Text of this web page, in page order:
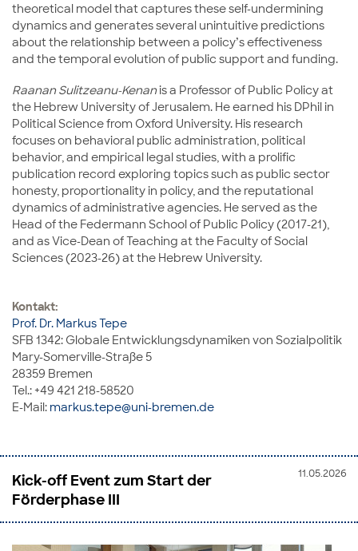
theoretical model that captures these self-undermining
dynamics and generates several unintuitive predictions
about the relationship between a policy’s effectiveness
and the temporal evolution of public support and funding.
Raanan Sulitzeanu-Kenanis a Professor of Public Policy at
the Hebrew University of Jerusalem. He earned his DPhil in
Political Science from Oxford University. His research
focuses on behavioral public administration, political
behavior, and empirical legal studies, with a prolific
publication record exploring topics such as public sector
honesty, proportionality in policy, and the reputational
dynamics of administrative agencies. He served as the
Head of the Federmann School of Public Policy (2017-21),
and as Vice-Dean of Teaching at the Faculty of Social
Sciences (2023-26) at the Hebrew University.
Kontakt:
Prof. Dr. Markus Tepe
SFB 1342: Globale Entwicklungsdynamiken von Sozialpolitik
Mary-Somerville-Straße 5
28359 Bremen
Tel.: +49 421 218-58520
E-Mail: markus.tepe@uni-bremen.de
11.05.2026
Kick-off Event zum Start der
Förderphase III